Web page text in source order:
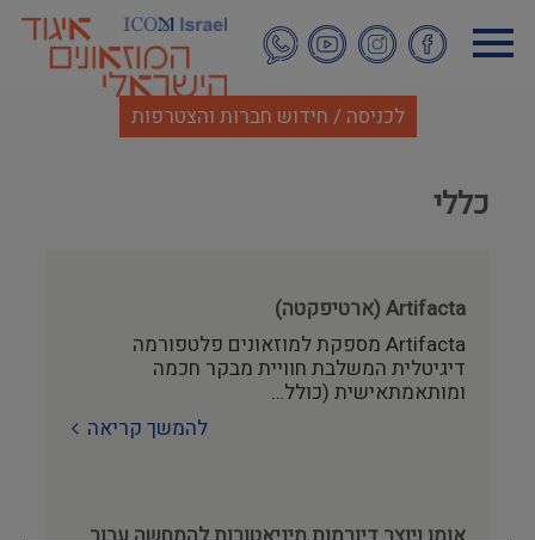
לתוכן
העיקרי
לכניסה / חידוש חברות והצטרפות
כללי
Artifacta (ארטיפקטה)
Artifacta מספקת למוזאונים פלטפורמה
דיגיטלית המשלבת חוויית מבקר חכמה
ומותאמתאישית (כולל…
להמשך קריאה